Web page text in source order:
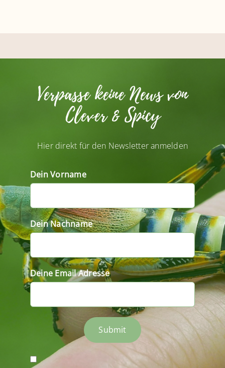
Verpasse keine News von
Clever & Spicy
Hier direkt für den Newsletter anmelden
Dein Vorname
Dein Nachname
Deine Email Adresse
Submit